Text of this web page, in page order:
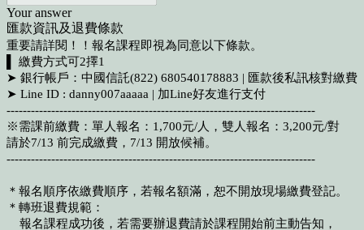
Your answer
匯款資訊及退費條款
重要請詳閱！！報名課程即視為同意以下條款。
▌ 繳費方式可2擇1
➤ 銀行帳戶：中國信託(822) 680540178883 | 匯款後私訊核對繳費
➤ Line ID : danny007aaaaa | 加Line好友進行支付
----------------------------------------------------------------------------
※需課前繳費：單人報名：1,700元/人，雙人報名：3,200元/對
請於7/13 前完成繳費，7/13 開放候補。
----------------------------------------------------------------------------
＊報名順序依繳費順序，若報名額滿，恕不開放現場繳費登記。
＊轉班退費規範：
報名課程成功後，若需要辦退費請於課程開始前主動告知，